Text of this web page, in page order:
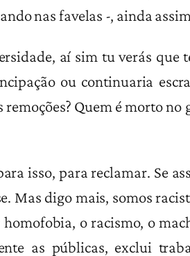
nas favelas -, ainda
aí sim tu verás
ou continuaria
Quem é morto
isso, para reclamar. Se
Mas digo mais, somos
o racismo, o
as públicas, exclui